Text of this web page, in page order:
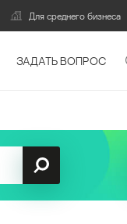
Для среднего бизнеса
ЗАДАТЬ ВОПРОС